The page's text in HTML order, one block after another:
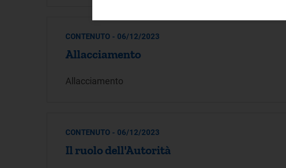
CONTENUTO - 06/12/2023
Allacciamento
Allacciamento
CONTENUTO - 06/12/2023
Il ruolo dell'Autorità